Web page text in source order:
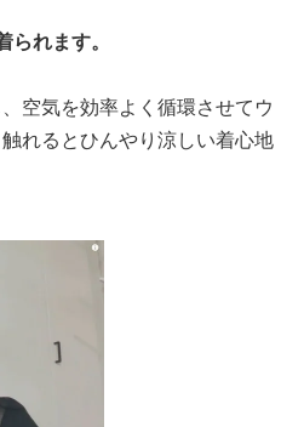
られます。
空気を効率よく循環させてウ
れるとひんやり涼しい着心地